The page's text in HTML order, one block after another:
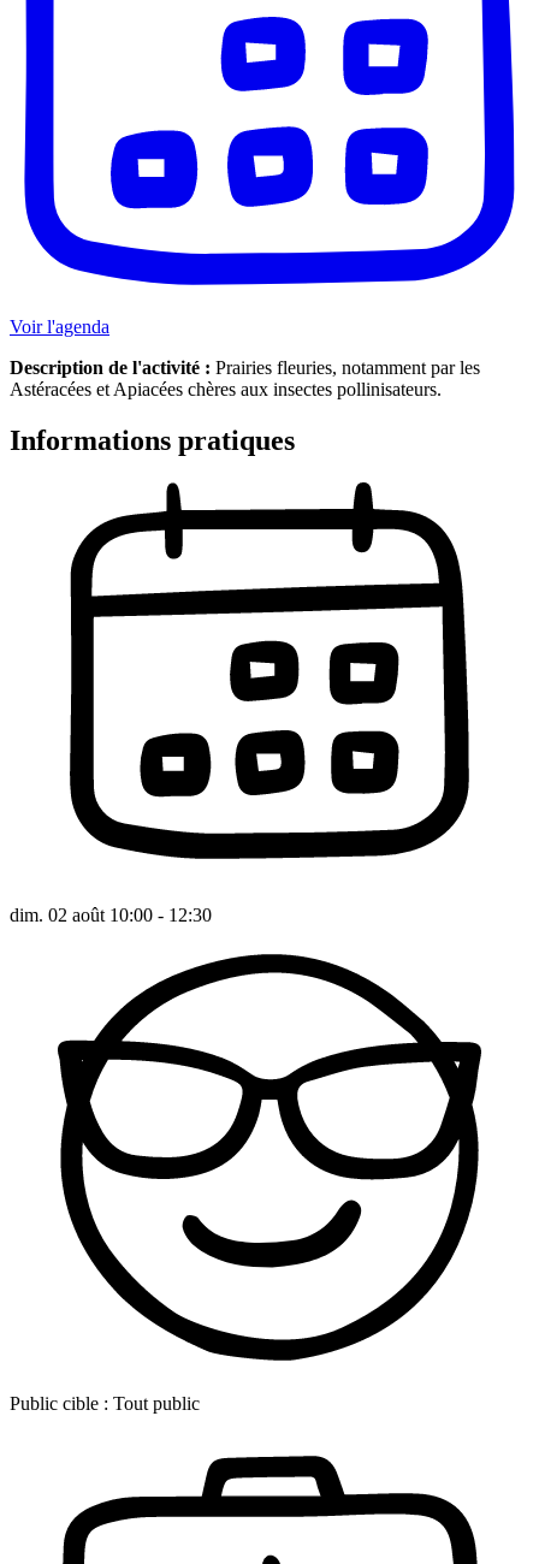
Voir l'agenda
Description de l'activité : Prairies fleuries, notamment par les
Astéracées et Apiacées chères aux insectes pollinisateurs.
Informations pratiques
dim. 02 août 10:00 - 12:30
Public cible : Tout public